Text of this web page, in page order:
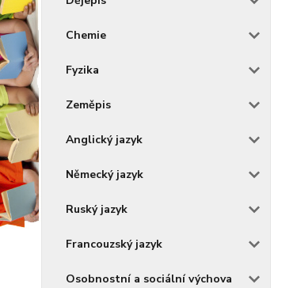
Chemie
Fyzika
Zeměpis
Anglický jazyk
Německý jazyk
Ruský jazyk
Francouzský jazyk
Osobnostní a sociální výchova